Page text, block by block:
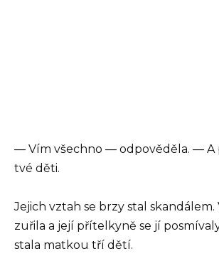
— Vím všechno — odpověděla. — A
tvé děti.
Jejich vztah se brzy stal skandálem.
zuřila a její přítelkyně se jí
stala matkou tří dětí.